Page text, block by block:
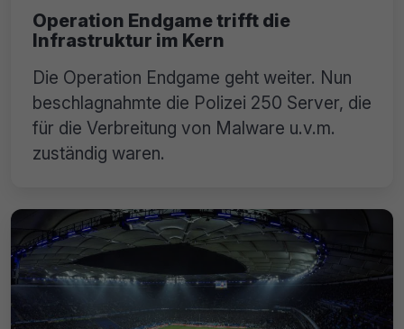
Operation Endgame trifft die
Infrastruktur im Kern
Die Operation Endgame geht weiter. Nun
beschlagnahmte die Polizei 250 Server, die
für die Verbreitung von Malware u.v.m.
zuständig waren.